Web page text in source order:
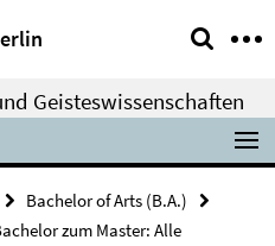
Geisteswissenschaften
Bachelor of Arts (B.A.)
zum Master: Alle